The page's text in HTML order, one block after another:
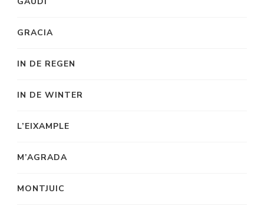
GRACIA
IN DE REGEN
IN DE WINTER
L’EIXAMPLE
M’AGRADA
MONTJUIC